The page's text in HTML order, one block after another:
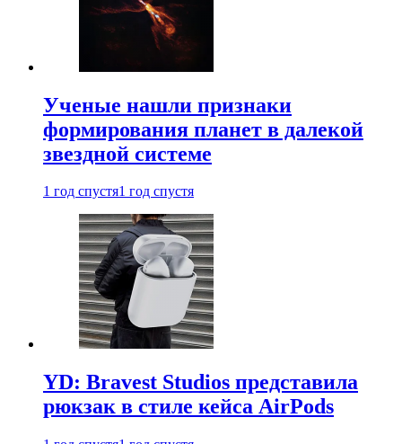
Ученые нашли признаки
формирования планет в далекой
звездной системе
1 год спустя1 год спустя
YD: Bravest Studios представила
рюкзак в стиле кейса AirPods